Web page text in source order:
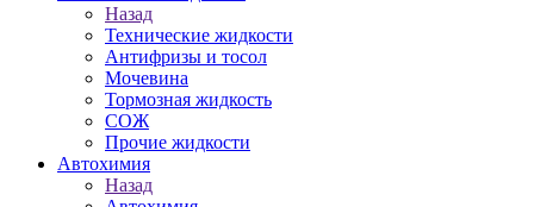
Назад
Технические жидкости
Антифризы и тосол
Мочевина
Тормозная жидкость
СОЖ
Прочие жидкости
Автохимия
Назад